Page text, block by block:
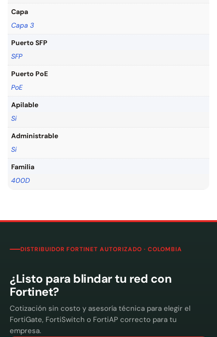
Capa
Capa 3
Puerto SFP
SFP
Puerto PoE
PoE
Apilable
Si
Administrable
Si
Familia
400D
DISTRIBUIDOR FORTINET AUTORIZADO · COLOMBIA
¿Listo para blindar tu red con
Fortinet?
Cotización sin costo y asesoría técnica para elegir el
FortiGate, FortiSwitch o FortiAP correcto para tu
empresa.